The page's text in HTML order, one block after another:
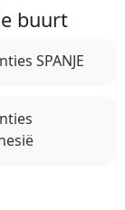
buurt
SPANJE